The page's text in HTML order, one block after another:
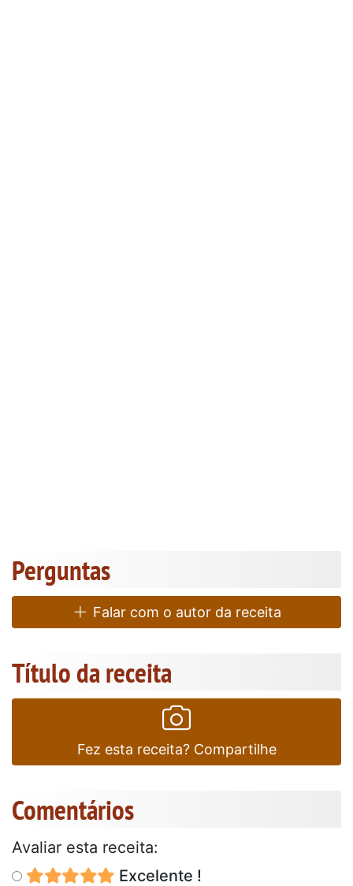
Perguntas
Falar com o autor da receita
Título da receita
Fez esta receita? Compartilhe
Comentários
Avaliar esta receita:
Excelente !